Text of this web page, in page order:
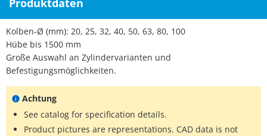
Produktdaten
Kolben-Ø (mm): 20, 25, 32, 40, 50, 63, 80, 100
Hübe bis 1500 mm
Große Auswahl an Zylindervarianten und
Befestigungsmöglichkeiten.
Achtung
See catalog for specification details.
Product pictures are representations. CAD data is not